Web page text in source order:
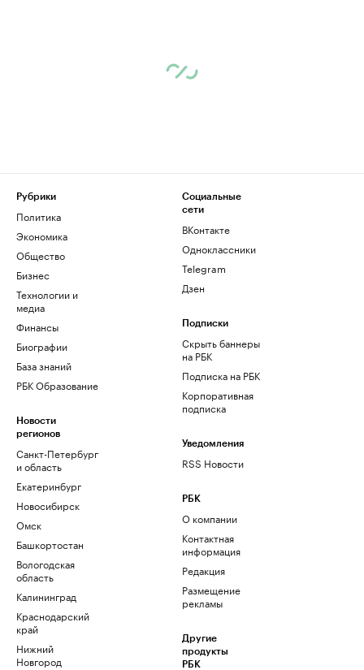
Рубрики
Политика
Экономика
Общество
Бизнес
Технологии и
медиа
Финансы
Биографии
База знаний
РБК Образование
Новости
регионов
Санкт-Петербург
и область
Екатеринбург
Новосибирск
Омск
Башкортостан
Вологодская
область
Калининград
Краснодарский
край
Нижний
Новгород
Социальные
сети
ВКонтакте
Одноклассники
Telegram
Дзен
Подписки
Скрыть баннеры
на РБК
Подписка на РБК
Корпоративная
подписка
Уведомления
RSS Новости
РБК
О компании
Контактная
информация
Редакция
Размещение
рекламы
Другие
продукты
РБК